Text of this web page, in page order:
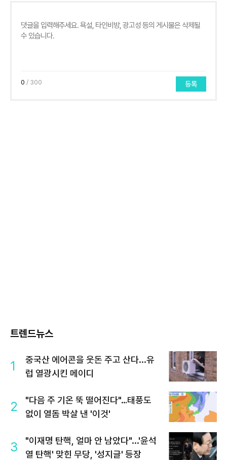
0 / 300 등록
트렌드뉴스
1
중국산 에어콘을 웃돈 주고 산다...유
럽 열광시킨 메이디
2
"다음 주 기온 뚝 떨어진다"…태풍도
없이 열돔 박살 낸 '이것'
3
"이재명 탄핵, 얼마 안 남았다"...'윤석
열 탄핵' 맞힌 무당, '성지글' 등장